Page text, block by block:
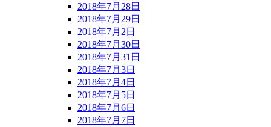
2018年7月28日
2018年7月29日
2018年7月2日
2018年7月30日
2018年7月31日
2018年7月3日
2018年7月4日
2018年7月5日
2018年7月6日
2018年7月7日